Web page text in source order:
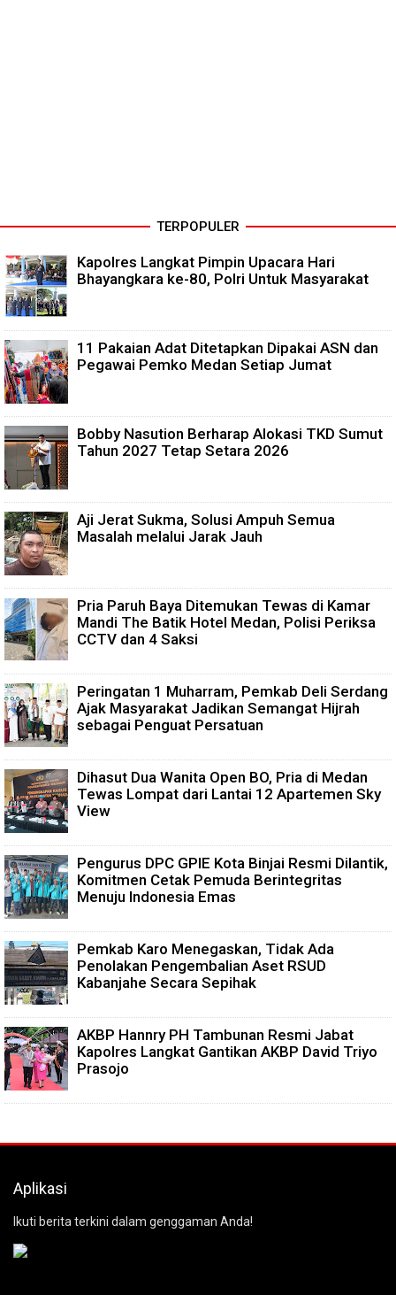
TERPOPULER
Kapolres Langkat Pimpin Upacara Hari
Bhayangkara ke-80, Polri Untuk Masyarakat
11 Pakaian Adat Ditetapkan Dipakai ASN dan
Pegawai Pemko Medan Setiap Jumat
Bobby Nasution Berharap Alokasi TKD Sumut
Tahun 2027 Tetap Setara 2026
Aji Jerat Sukma, Solusi Ampuh Semua
Masalah melalui Jarak Jauh
Pria Paruh Baya Ditemukan Tewas di Kamar
Mandi The Batik Hotel Medan, Polisi Periksa
CCTV dan 4 Saksi
Peringatan 1 Muharram, Pemkab Deli Serdang
Ajak Masyarakat Jadikan Semangat Hijrah
sebagai Penguat Persatuan
Dihasut Dua Wanita Open BO, Pria di Medan
Tewas Lompat dari Lantai 12 Apartemen Sky
View
Pengurus DPC GPIE Kota Binjai Resmi Dilantik,
Komitmen Cetak Pemuda Berintegritas
Menuju Indonesia Emas
Pemkab Karo Menegaskan, Tidak Ada
Penolakan Pengembalian Aset RSUD
Kabanjahe Secara Sepihak
AKBP Hannry PH Tambunan Resmi Jabat
Kapolres Langkat Gantikan AKBP David Triyo
Prasojo
Aplikasi
Ikuti berita terkini dalam genggaman Anda!